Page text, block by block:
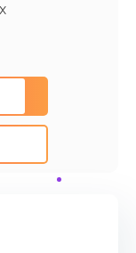
и
ремонт с
а
на